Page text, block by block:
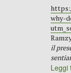
why-
il
Leggi